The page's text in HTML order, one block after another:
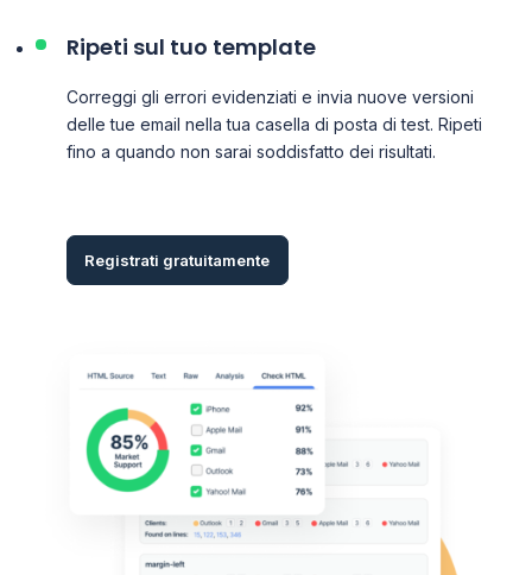
Ripeti sul tuo template
Correggi gli errori evidenziati e invia nuove versioni
delle tue email nella tua casella di posta di test. Ripeti
fino a quando non sarai soddisfatto dei risultati.
Registrati gratuitamente